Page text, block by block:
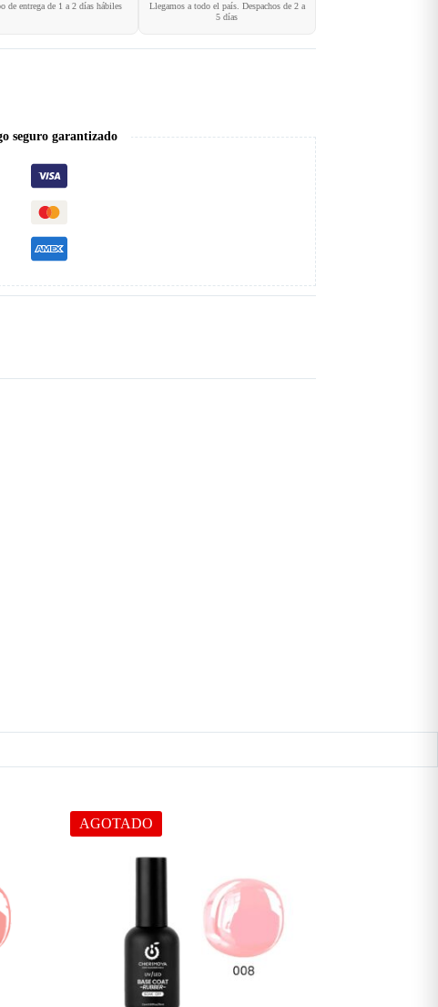
de entrega de 1 a 2 días hábiles
Llegamos a todo el país. Despachos de 2 a
5 días
seguro garantizado
AGOTADO